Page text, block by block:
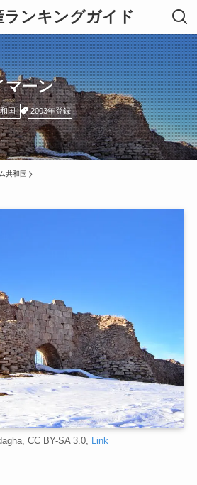
ランキングガイド
マーン
国 2003年登録
共和国
CC BY-SA 3.0, Link